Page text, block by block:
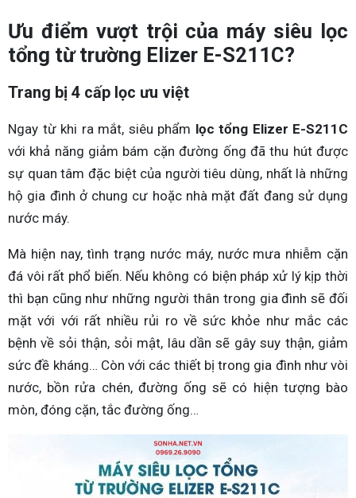
Ưu điểm vượt trội của máy siêu lọc
tổng từ trường Elizer E-S211C?
Trang bị 4 cấp lọc ưu việt
Ngay từ khi ra mắt, siêu phẩm lọc tổng Elizer E-S211C
với khả năng giảm bám cặn đường ống đã thu hút được
sự quan tâm đặc biệt của người tiêu dùng, nhất là những
hộ gia đình ở chung cư hoặc nhà mặt đất đang sử dụng
nước máy.
Mà hiện nay, tình trạng nước máy, nước mưa nhiễm cặn
đá vôi rất phổ biến. Nếu không có biện pháp xử lý kịp thời
thì bạn cũng như những người thân trong gia đình sẽ đối
mặt với với rất nhiều rủi ro về sức khỏe như mắc các
bệnh về sỏi thận, sỏi mật, lâu dần sẽ gây suy thận, giảm
sức đề kháng… Còn với các thiết bị trong gia đình như vòi
nước, bồn rửa chén, đường ống sẽ có hiện tượng bào
mòn, đóng cặn, tắc đường ống…